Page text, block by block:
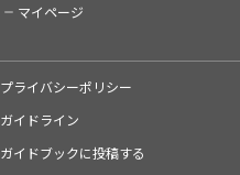
マイページ
プライバシーポリシー
ガイドライン
ガイドブックに投稿する